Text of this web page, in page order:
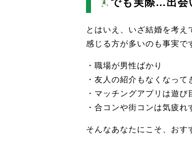
でも実際…出会
とはいえ、いざ結婚を考え
感じる方が多いのも事実で
・職場が男性ばかり
・友人の紹介もなくなって
・マッチングアプリは遊
・合コンや街コンは気疲
そんなあなたにこそ、おす